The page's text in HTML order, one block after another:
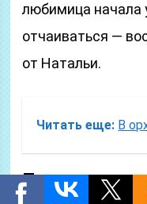
любимица начала
отчаиваться —
от Натальи.
Читать еще: В
Почему